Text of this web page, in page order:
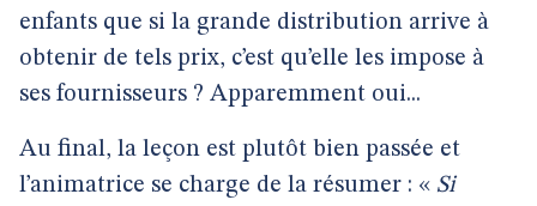
enfants que si la grande distribution arrive à
obtenir de tels prix, c’est qu’elle les impose à
ses fournisseurs ? Apparemment oui...
Au final, la leçon est plutôt bien passée et
l’animatrice se charge de la résumer : « Si